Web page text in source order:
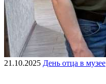
21.10.2025 День отца в музее